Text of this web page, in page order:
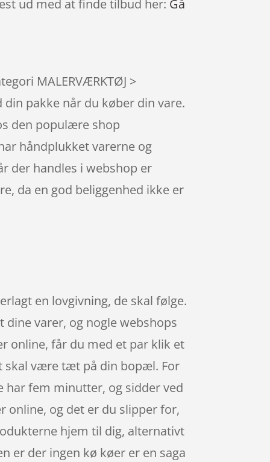
ud med at finde tilbud her: Gå
MALERVÆRKTØJ >
din pakke når du køber din vare.
den populære shop
håndplukket varerne og
der handles i webshop er
da en god beliggenhed ikke er
en lovgivning, de skal følge.
varer, og nogle webshops
online, får du med et par klik et
skal være tæt på din bopæl. For
har fem minutter, og sidder ved
online, og det er du slipper for,
hjem til dig, alternativt
er der ingen kø køer er en saga